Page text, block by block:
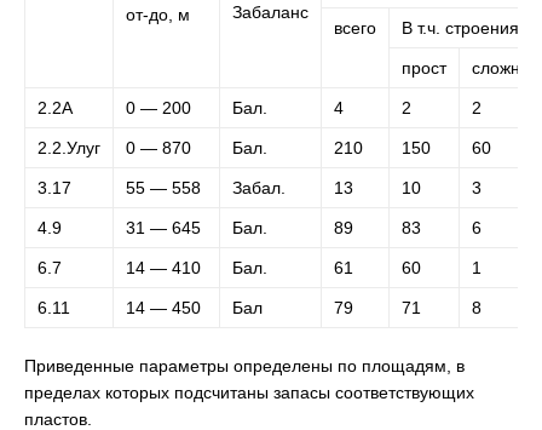
от-до, м
Забаланс
всего В т.ч. строения
прост сложн.
2.2А 0 — 200 Бал. 4 2 2
2.2.Улуг 0 — 870 Бал. 210 150 60
3.17 55 — 558 Забал. 13 10 3
4.9 31 — 645 Бал. 89 83 6
6.7 14 — 410 Бал. 61 60 1
6.11 14 — 450 Бал 79 71 8
Приведенные параметры определены по площадям, в
пределах которых подсчитаны запасы соответствующих
пластов.